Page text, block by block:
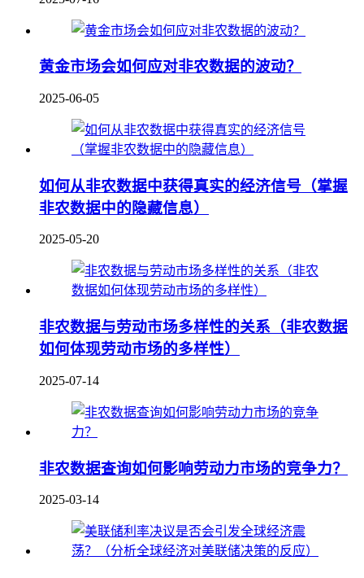
黄金市场会如何应对非农数据的波动？
2025-06-05
如何从非农数据中获得真实的经济信号（掌握
非农数据中的隐藏信息）
2025-05-20
非农数据与劳动市场多样性的关系（非农数据
如何体现劳动市场的多样性）
2025-07-14
非农数据查询如何影响劳动力市场的竞争力？
2025-03-14